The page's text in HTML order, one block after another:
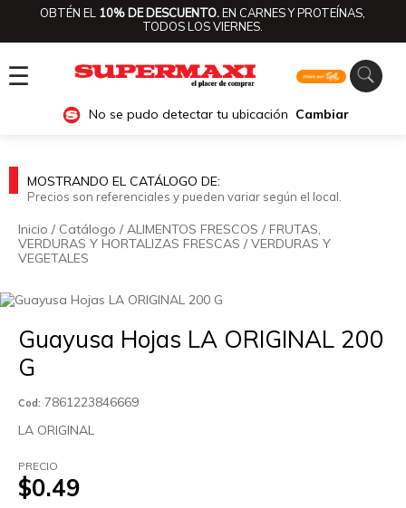
OBTÉN EL 10% DE DESCUENTO.EN CARNES Y PROTEÍNAS,
TODOS LOS VIERNES.
☰
No se pudo detectar tu ubicación Cambiar
MOSTRANDO EL CATÁLOGO DE:
Precios son referenciales y pueden variar según el local.
Inicio / Catálogo /ALIMENTOS FRESCOS / FRUTAS,
VERDURAS Y HORTALIZAS FRESCAS /VERDURAS Y
VEGETALES
Guayusa Hojas LA ORIGINAL 200
G
Cod: 7861223846669
LA ORIGINAL
PRECIO
$0.49